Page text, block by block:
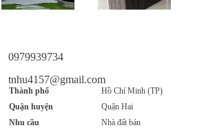
0979939734
tnhu4157@gmail.com
Thành phố
Hồ Chí Minh (TP)
Quận huyện
Quận Hai
Nhu cầu
Nhà đất bán